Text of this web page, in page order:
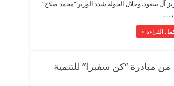
آل سعود. وخلال الجولة شدد الوزير “محمد صلاح”
…
القراءة »
من مبادرة “كن سفيرا” للتنمية